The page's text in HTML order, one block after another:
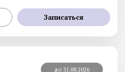
Записаться
до 31.08.2026